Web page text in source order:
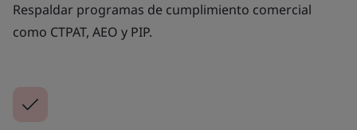
Respaldar programas de cumplimiento comercial
como CTPAT, AEO y PIP.